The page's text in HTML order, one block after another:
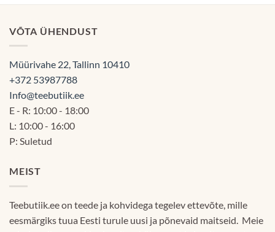
60.00€
VÕTA ÜHENDUST
Müürivahe 22, Tallinn 10410
+372 53987788
Info@teebutiik.ee
E - R: 10:00 - 18:00
L: 10:00 - 16:00
P: Suletud
MEIST
Teebutiik.ee on teede ja kohvidega tegelev ettevõte, mille
eesmärgiks tuua Eesti turule uusi ja põnevaid maitseid. Meie